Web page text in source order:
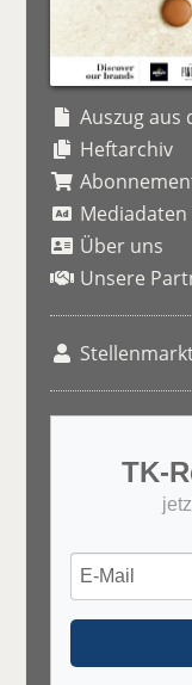
Auszug aus
Heftarchiv
Mediadaten
Über uns
Unsere
TK-